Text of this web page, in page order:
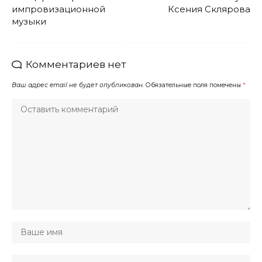
импровизационной
музыки
Ксения Склярова
Комментариев нет
Ваш адрес email не будет опубликован. Обязательные поля помечены *